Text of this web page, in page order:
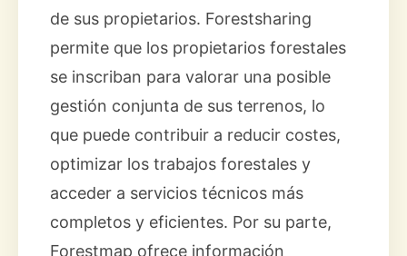
de sus propietarios. Forestsharing
permite que los propietarios forestales
se inscriban para valorar una posible
gestión conjunta de sus terrenos, lo
que puede contribuir a reducir costes,
optimizar los trabajos forestales y
acceder a servicios técnicos más
completos y eficientes. Por su parte,
Forestmap ofrece información